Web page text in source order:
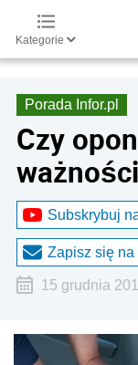
Kategorie
Porada Infor.pl
Czy
Subskrybuj
Zapisz się na
15 grudnia